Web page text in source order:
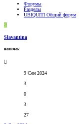
Форумы
Разделы
UBIQUITI Общий форум
S
Slavantina
новичок
9 Сен 2024
3
0
3
27